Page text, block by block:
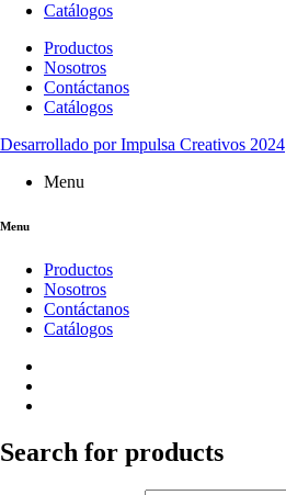
Catálogos
Productos
Nosotros
Contáctanos
Catálogos
Desarrollado por Impulsa Creativos 2024
Menu
Menu
Productos
Nosotros
Contáctanos
Catálogos
Search for products